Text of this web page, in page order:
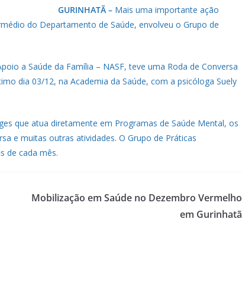
GURINHATÃ – Mais uma importante ação
do Departamento de Saúde, envolveu o Grupo de
a Saúde da Família – NASF, teve uma Roda de Conversa
dia 03/12, na Academia da Saúde, com a psicóloga Suely
que atua diretamente em Programas de Saúde Mental, os
e muitas outras atividades. O Grupo de Práticas
de cada mês.
Mobilização em Saúde no Dezembro Vermelho
em Gurinhatã